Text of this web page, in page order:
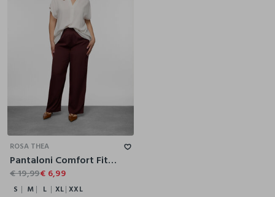
XXL
ROSA THEA
Pantaloni Comfort Fit donna curvy
€ 19,99€ 6,99
S M L XL XXL